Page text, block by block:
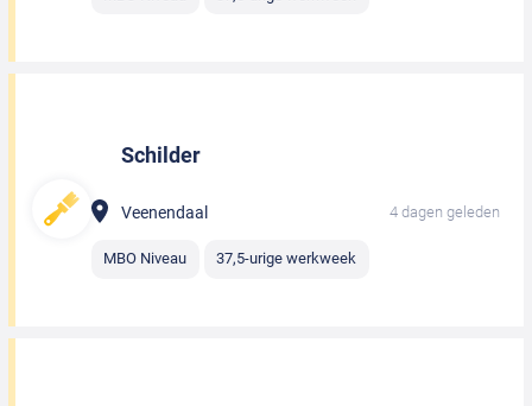
Schilder
Veenendaal 4 dagen geleden
MBO Niveau 37,5-urige werkweek